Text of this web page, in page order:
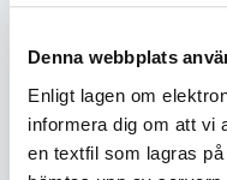
Denna webbplats
Enligt lagen om
informera dig om att vi
en textfil som lagras
den att flyttas till en
Nya